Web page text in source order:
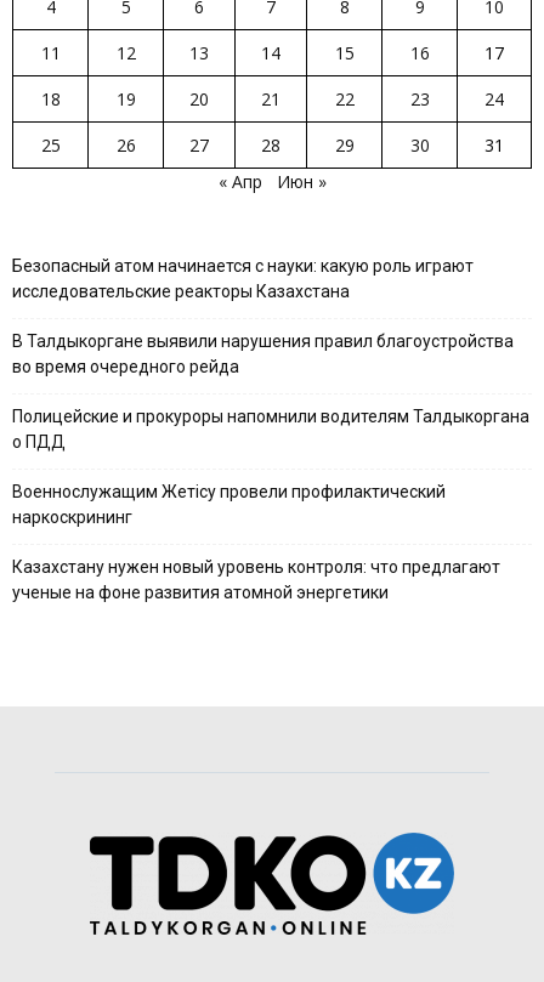
4
5 6 7 8 9
10
11
12 13 14 15 16
17
18
19 20 21 22 23
24
25
26 27 28 29 30
31
« Апр
Июн »
Безопасный атом начинается с науки: какую роль играют
исследовательские реакторы Казахстана
В Талдыкоргане выявили нарушения правил благоустройства
во время очередного рейда
Полицейские и прокуроры напомнили водителям Талдыкоргана
о ПДД
Военнослужащим Жетісу провели профилактический
наркоскрининг
Казахстану нужен новый уровень контроля: что предлагают
ученые на фоне развития атомной энергетики